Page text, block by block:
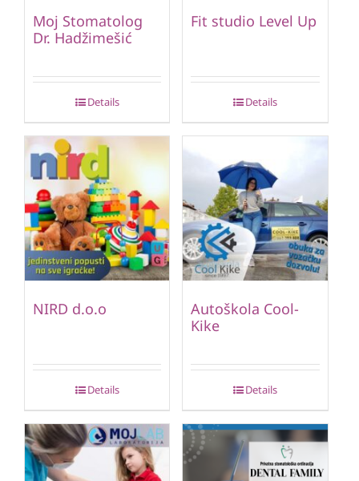
Moj Stomatolog
Dr. Hadžimešić
Details
Fit studio Level Up
Details
NIRD d.o.o
Details
Autoškola Cool-
Kike
Details